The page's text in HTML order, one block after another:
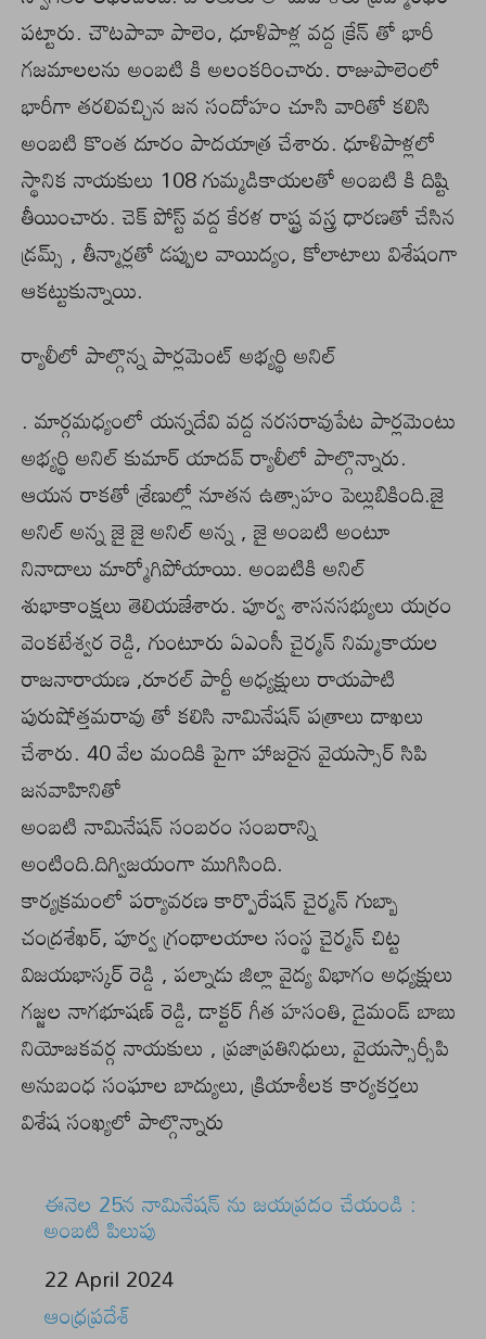
పట్టారు. చౌటపావా పాలెం, ధూళిపాళ్ల వద్ద క్రేన్ తో భారీ
గజమాలలను అంబటి కి అలంకరించారు. రాజుపాలెంలో
భారీగా తరలివచ్చిన జన సందోహం చూసి వారితో కలిసి
అంబటి కొంత దూరం పాదయాత్ర చేశారు. ధూళిపాళ్లలో
స్థానిక నాయకులు 108 గుమ్మడికాయలతో అంబటి కి దిష్టి
తీయించారు. చెక్ పోస్ట్ వద్ద కేరళ రాష్ట్ర వస్త్ర ధారణతో చేసిన
డ్రమ్స్ , తీన్మార్లతో డప్పుల వాయిద్యం, కోలాటాలు విశేషంగా
ఆకట్టుకున్నాయి.
ర్యాలీలో పాల్గొన్న పార్లమెంట్ అభ్యర్థి అనిల్
. మార్గమధ్యంలో యన్నదేవి వద్ద నరసరావుపేట పార్లమెంటు
అభ్యర్థి అనిల్ కుమార్ యాదవ్ ర్యాలీలో పాల్గొన్నారు.
ఆయన రాకతో శ్రేణుల్లో నూతన ఉత్సాహం పెల్లుబికింది.జై
అనిల్ అన్న జై జై అనిల్ అన్న , జై అంబటి అంటూ
నినాదాలు మార్మోగిపోయాయి. అంబటికి అనిల్
శుభాకాంక్షలు తెలియజేశారు. పూర్వ శాసనసభ్యులు యర్రం
వెంకటేశ్వర రెడ్డి, గుంటూరు ఏఎంసీ చైర్మన్ నిమ్మకాయల
రాజనారాయణ ,రూరల్ పార్టీ అధ్యక్షులు రాయపాటి
పురుషోత్తమరావు తో కలిసి నామినేషన్ పత్రాలు దాఖలు
చేశారు. 40 వేల మందికి పైగా హాజరైన వైయస్సార్ సిపి
జనవాహినితో
అంబటి నామినేషన్ సంబరం సంబరాన్ని
అంటింది.దిగ్విజయంగా ముగిసింది.
కార్యక్రమంలో పర్యావరణ కార్పొరేషన్ చైర్మన్ గుబ్బా
చంద్రశేఖర్, పూర్వ గ్రంథాలయాల సంస్థ చైర్మన్ చిట్ట
విజయభాస్కర్ రెడ్డి , పల్నాడు జిల్లా వైద్య విభాగం అధ్యక్షులు
గజ్జల నాగభూషణ్ రెడ్డి, డాక్టర్ గీత హసంతి, డైమండ్ బాబు
నియోజకవర్గ నాయకులు , ప్రజాప్రతినిధులు, వైయస్సార్సీపి
అనుబంధ సంఘాల బాద్యులు, క్రియాశీలక కార్యకర్తలు
విశేష సంఖ్యలో పాల్గొన్నారు
ఈనెల 25న నామినేషన్ ను జయప్రదం చేయండి :
అంబటి పిలుపు
Date
22 April 2024
In relation to
ఆంధ్రప్రదేశ్